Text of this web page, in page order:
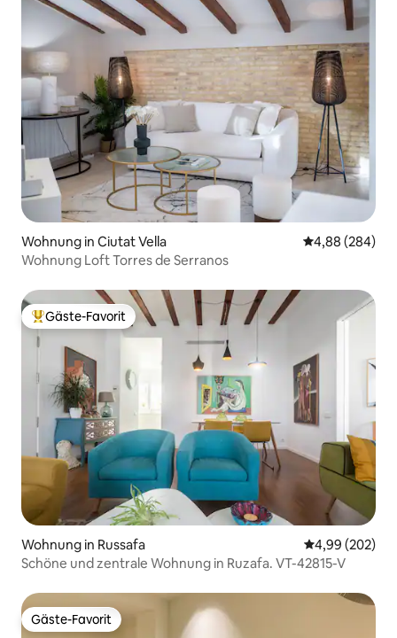
Wohnung in Ciutat Vella
4,88 (284)
Wohnung Loft Torres de Serranos
Beliebter Gäste-Favorit.
Gäste-Favorit
Wohnung in Russafa
4,99 (202)
Schöne und zentrale Wohnung in Ruzafa. VT-42815-V
Gäste-Favorit
Gäste-Favorit